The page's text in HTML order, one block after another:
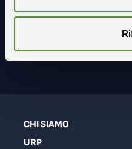
CHI SIAMO
URP